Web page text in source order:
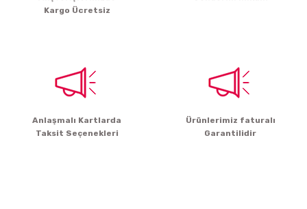
Ürün fiyatı diğer sitelerden daha pahalı.
Kargo Ücretsiz
Anlaşmalı Kartlarda
Taksit Seçenekleri
Ürünlerimiz faturalı
Garantilidir